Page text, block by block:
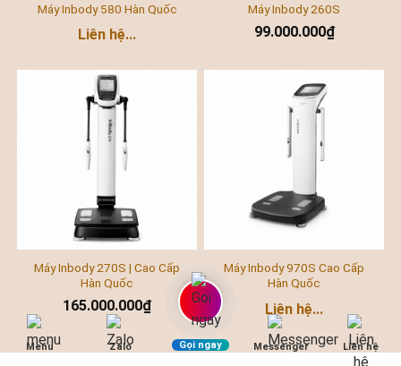
Máy Inbody 580 Hàn Quốc
Liên hệ...
Máy Inbody 260S
99.000.000₫
Máy Inbody 270S | Cao Cấp
Hàn Quốc
165.000.000₫
Máy Inbody 970S Cao Cấp
Hàn Quốc
Liên hệ...
Menu Zalo Gọi ngay Messenger Liên hệ